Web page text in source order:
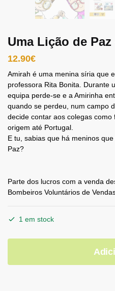
Uma Lição de
12.90€
Amirah é uma menina síria que
professora Rita Bonita. Durante
equipa perde-se e a Amirinha
quando se perdeu, num campo
decide contar aos colegas
origem até Portugal.
E tu, sabias que há meninos
Paz?
Parte dos lucros com a venda
Bombeiros Voluntários de
1 em stock